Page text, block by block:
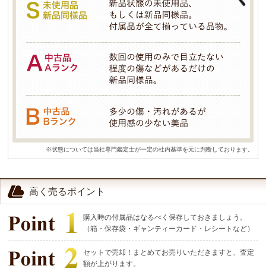
※状態については当社専門鑑定士が一定の社内基準を元に判断しております。
高く売るポイント
購入時の付属品はなるべく保存しておきましょう。
（箱・保存袋・ギャンティーカード・レシートなど）
セットで売却！まとめてお売りいただきますと、査定
額が上がります。